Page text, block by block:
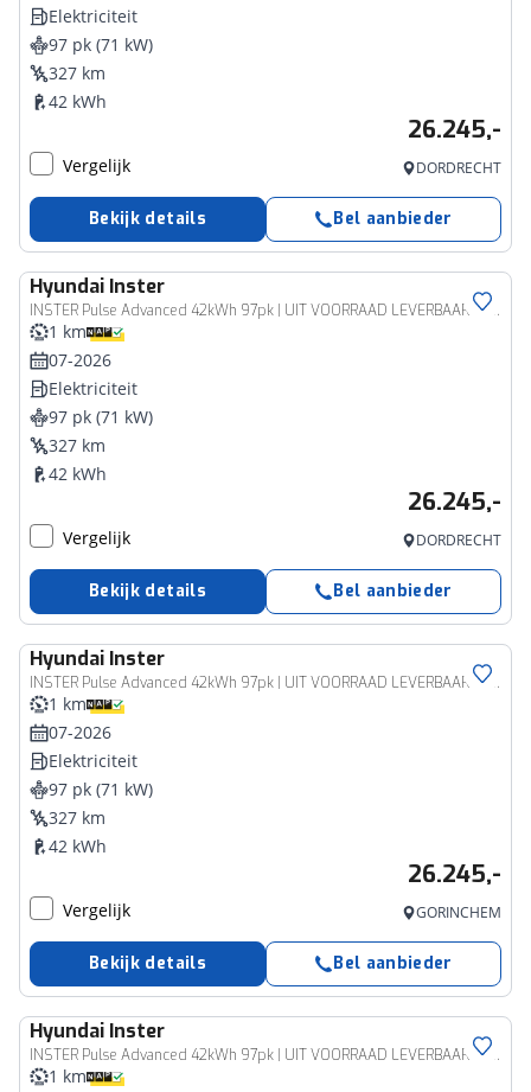
Elektriciteit
97 pk (71 kW)
327 km
42 kWh
26.245,-
Vergelijk DORDRECHT
Bekijk details Bel aanbieder
Hyundai Inster
INSTER Pulse Advanced 42kWh 97pk | UIT VOORRAAD LEVERBAAR | SCHUIF/KANTELDAK | CAMERA | STOEL + STUURVERW. | APPLE CARPLAY / ANDROID AUTO |
1 km
07-2026
Elektriciteit
97 pk (71 kW)
327 km
42 kWh
26.245,-
Vergelijk DORDRECHT
Bekijk details Bel aanbieder
Hyundai Inster
INSTER Pulse Advanced 42kWh 97pk | UIT VOORRAAD LEVERBAAR | SCHUIF/KANTELDAK | CAMERA | STOEL + STUURVERW. | APPLE CARPLAY / ANDROID AUTO |
1 km
07-2026
Elektriciteit
97 pk (71 kW)
327 km
42 kWh
26.245,-
Vergelijk GORINCHEM
Bekijk details Bel aanbieder
Hyundai Inster
INSTER Pulse Advanced 42kWh 97pk | UIT VOORRAAD LEVERBAAR | SCHUIF/KANTELDAK | CAMERA | STOEL + STUURVERW. | APPLE CARPLAY / ANDROID AUTO |
1 km